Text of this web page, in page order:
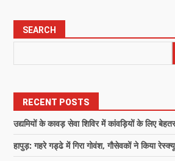
SEARCH
RECENT POSTS
उद्यमियों के कावड़ सेवा शिविर में कांवड़ियों के लिए
हापुड़: गहरे गड्ढे में गिरा गोवंश, गौसेवकों ने किया रेस्क्यू